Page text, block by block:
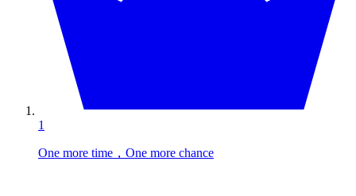
1
One more time，One more chance